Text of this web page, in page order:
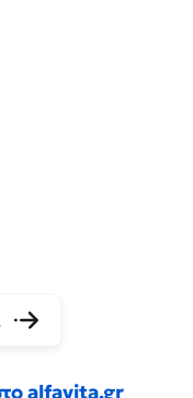
alfavita.gr